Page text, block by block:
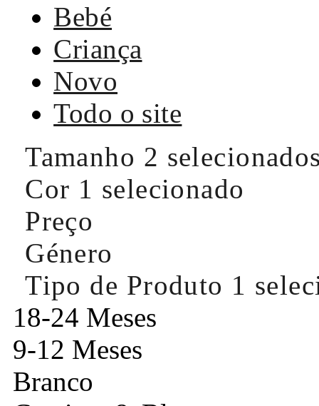
Bebé
Criança
Novo
Todo o site
Tamanho 2
Cor 1 selecionado
Preço
Género
Tipo de Produto 1
18-24 Meses
9-12 Meses
Branco